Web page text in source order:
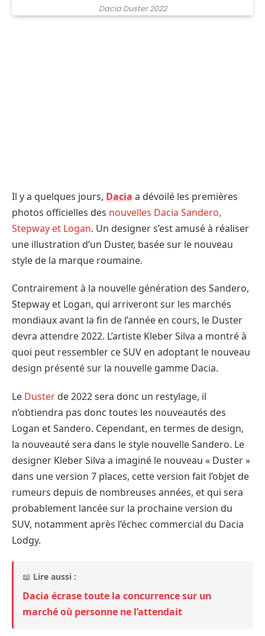
Dacia Duster 2022
Il y a quelques jours, Dacia a dévoilé les premières
photos officielles des nouvelles Dacia Sandero,
Stepway et Logan. Un designer s’est amusé à réaliser
une illustration d’un Duster, basée sur le nouveau
style de la marque roumaine.
Contrairement à la nouvelle génération des Sandero,
Stepway et Logan, qui arriveront sur les marchés
mondiaux avant la fin de l’année en cours, le Duster
devra attendre 2022. L’artiste Kleber Silva a montré à
quoi peut ressembler ce SUV en adoptant le nouveau
design présenté sur la nouvelle gamme Dacia.
Le Duster de 2022 sera donc un restylage, il
n’obtiendra pas donc toutes les nouveautés des
Logan et Sandero. Cependant, en termes de design,
la nouveauté sera dans le style nouvelle Sandero. Le
designer Kleber Silva a imaginé le nouveau « Duster »
dans une version 7 places, cette version fait l’objet de
rumeurs depuis de nombreuses années, et qui sera
probablement lancée sur la prochaine version du
SUV, notamment après l’échec commercial du Dacia
Lodgy.
📖 Lire aussi :
Dacia écrase toute la concurrence sur un
marché où personne ne l’attendait